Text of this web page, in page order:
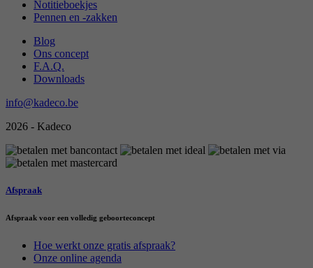
Notitieboekjes
Pennen en -zakken
Blog
Ons concept
F.A.Q.
Downloads
info@kadeco.be
2026 - Kadeco
Afspraak
Afspraak voor een volledig geboorteconcept
Hoe werkt onze gratis afspraak?
Onze online agenda